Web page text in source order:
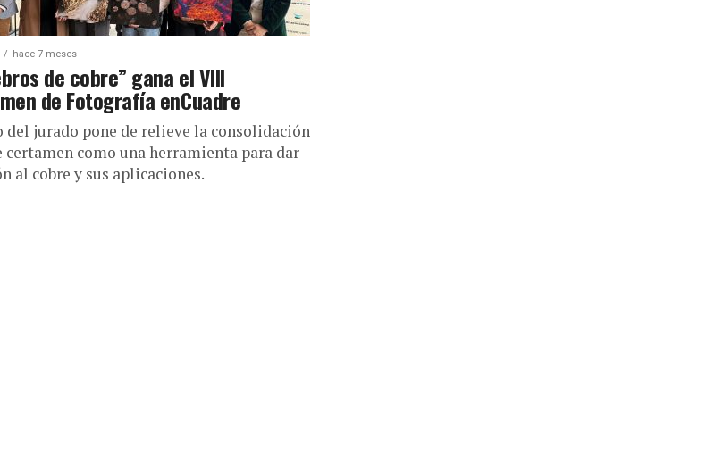
hace 7 meses
de cobre” gana el VIII
de Fotografía enCuadre
del jurado pone de relieve la consolidación
certamen como una herramienta para dar
al cobre y sus aplicaciones.